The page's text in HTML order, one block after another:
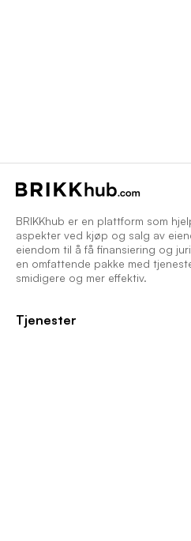
BRIKKhub er en plattform som
aspekter ved kjøp og salg av
eiendom til å få finansiering og
en omfattende pakke med
smidigere og mer effektiv.
Tjenester